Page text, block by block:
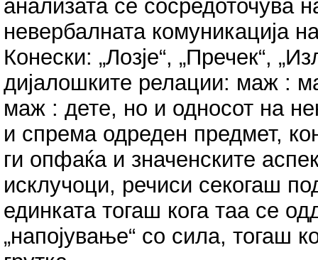
анализата се сосредоточува
невербалната комуникација
Конески: „Лозје“, „Пречек“,
дијалошките релации: маж :
маж : дете, но и односот на
и спрема одреден предмет,
ги опфаќа и значенските
исклучоци, речиси секогаш
единката тогаш кога таа се
„напојување“ со сила, тогаш